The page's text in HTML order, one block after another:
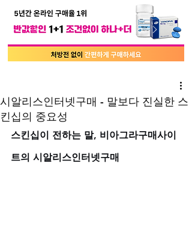
시알리스인터넷구매 - 말보다 진실한 스
킨십의 중요성
스킨십이 전하는 말, 비아그라구매사이
트의 시알리스인터넷구매